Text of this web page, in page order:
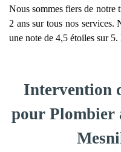
Nous sommes fiers de notre
2 ans sur tous nos services.
une note de 4,5 étoiles sur
Intervention
pour Plombier